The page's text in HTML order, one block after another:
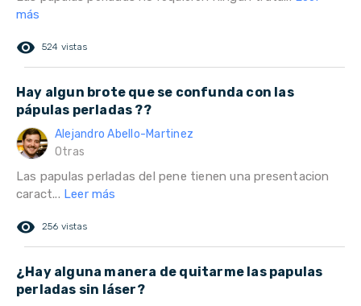
más
remove_red_eye 524 vistas
Hay algun brote que se confunda con las
pápulas perladas ??
Alejandro Abello-Martinez
Otras
Las papulas perladas del pene tienen una presentacion
caract... Leer más
remove_red_eye 256 vistas
¿Hay alguna manera de quitarme las papulas
perladas sin láser?